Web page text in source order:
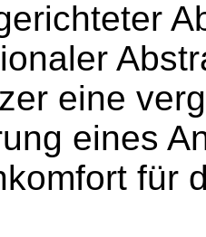
eine
eines
für